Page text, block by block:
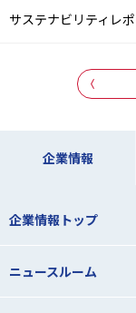
サステナビリティレ
企業情報
企業情報トップ
ニュースルーム